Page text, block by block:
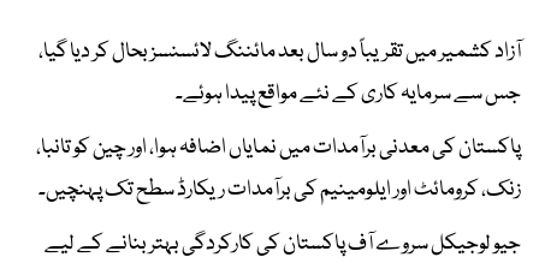
آزاد کشمیر میں تقریباً دو سال بعد مائننگ لائسنسز بحال کر دیا گیا،
جس سے سرمایہ کاری کے نئے مواقع پیدا ہوئے۔
پاکستان کی معدنی برآمدات میں نمایاں اضافہ ہوا، اور چین کو تانبا،
زنک، کرومائٹ اور ایلومینیم کی برآمدات ریکارڈ سطح تک پہنچیں۔
جیو لوجیکل سروے آف پاکستان کی کارکردگی بہتر بنانے کے لیے